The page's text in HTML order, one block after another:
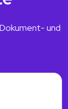
und